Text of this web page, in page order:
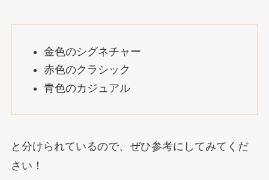
金色のシグネチャー
赤色のクラシック
青色のカジュアル
と分けられているので、ぜひ参考にしてみてくだ
さい！